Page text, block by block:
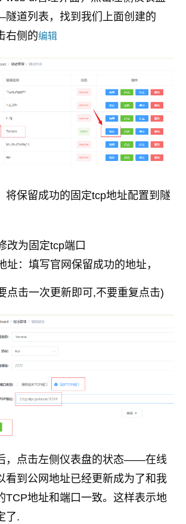
道列表，找到我们上面创建的
右侧的编辑
将保留成功的固定tcp地址配置到隧
改为固定tcp端口
址：填写官网保留成功的地址，
点击一次更新即可,不要重复点击)
，点击左侧仪表盘的状态——在线
看到公网地址已经更新成为了和我
TCP地址和端口一致。这样表示地
了.